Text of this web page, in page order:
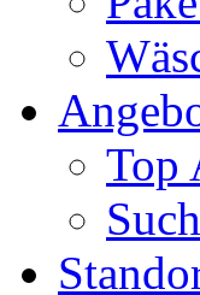
Top